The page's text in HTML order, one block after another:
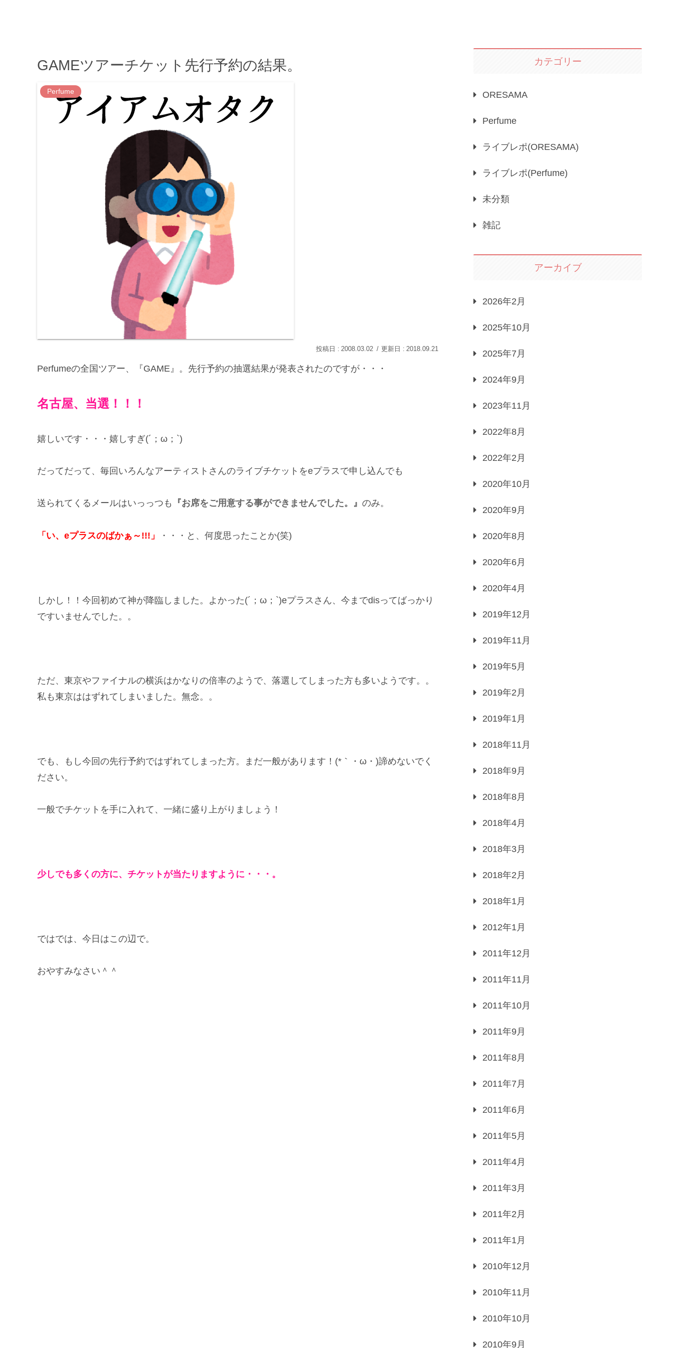
GAMEツアーチケット先行予約の結果。
Perfume
2008.03.02 2018.09.21
Perfumeの全国ツアー、『GAME』。先行予約の抽選結果が発表されたのですが・・・
名古屋、当選！！！
嬉しいです・・・嬉しすぎ(´；ω；`)
だってだって、毎回いろんなアーティストさんのライブチケットをeプラスで申し込んでも
送られてくるメールはいっっつも 『お席をご用意する事ができませんでした。』 のみ。
「い、eプラスのばかぁ～!!!」 ・・・と、何度思ったことか(笑)
しかし！！今回初めて神が降臨しました。よかった(´；ω；`)eプラスさん、今までdisってばっかり
ですいませんでした。。
ただ、東京やファイナルの横浜はかなりの倍率のようで、落選してしまった方も多いようです。。
私も東京ははずれてしまいました。無念。。
でも、もし今回の先行予約ではずれてしまった方。まだ一般があります！(*｀・ω・)諦めないでく
ださい。
一般でチケットを手に入れて、一緒に盛り上がりましょう！
少しでも多くの方に、チケットが当たりますように・・・。
ではでは、今日はこの辺で。
おやすみなさい＾＾
カテゴリー
ORESAMA
Perfume
ライブレポ(ORESAMA)
ライブレポ(Perfume)
未分類
雑記
アーカイブ
2026年2月
2025年10月
2025年7月
2024年9月
2023年11月
2022年8月
2022年2月
2020年10月
2020年9月
2020年8月
2020年6月
2020年4月
2019年12月
2019年11月
2019年5月
2019年2月
2019年1月
2018年11月
2018年9月
2018年8月
2018年4月
2018年3月
2018年2月
2018年1月
2012年1月
2011年12月
2011年11月
2011年10月
2011年9月
2011年8月
2011年7月
2011年6月
2011年5月
2011年4月
2011年3月
2011年2月
2011年1月
2010年12月
2010年11月
2010年10月
2010年9月